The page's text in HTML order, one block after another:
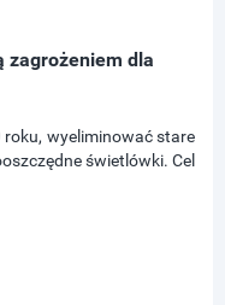
zagrożeniem dla
roku, wyeliminować stare
świetlówki. Cel